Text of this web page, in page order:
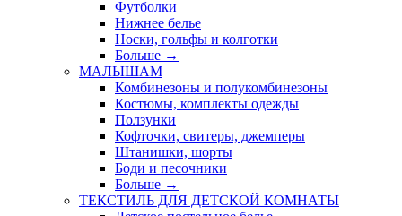
Футболки
Нижнее белье
Носки, гольфы и колготки
Больше →
МАЛЫШАМ
Комбинезоны и полукомбинезоны
Костюмы, комплекты одежды
Ползунки
Кофточки, свитеры, джемперы
Штанишки, шорты
Боди и песочники
Больше →
ТЕКСТИЛЬ ДЛЯ ДЕТСКОЙ КОМНАТЫ